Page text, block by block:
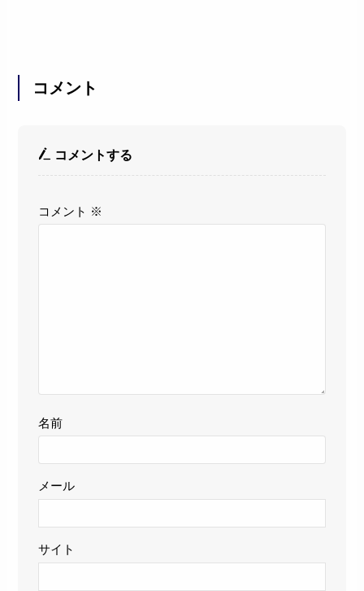
コメント
コメントする
コメント ※
名前
メール
サイト